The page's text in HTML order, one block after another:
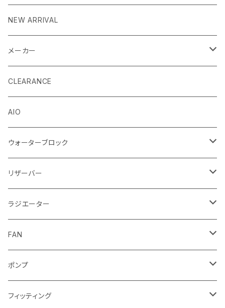
NEW ARRIVAL
メーカー
EK by LM Tek
Stealkey Customs (coming soon)
CLEARANCE
AIO
ウォーターブロック
CPUウォーターブロック
Intel
AMD
GPUウォーターブロック
NVIDIA
AMD
モノブロック
リザーバー
EK-RESチューブ（交換用）
EK-D5 Series
ディストロプレート
ラジエーター
ラジエーターサイズ240mm
ラジエーターサイズ280mm
ラジエーターサイズ360mm
FAN
FANサイズ120mm
FANサイズ140mm
ポンプ
ディストロプレート
フィッティング